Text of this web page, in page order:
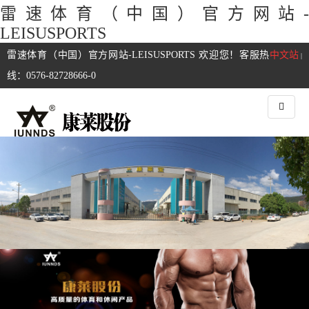
雷速体育（中国）官方网站-
LEISUSPORTS
中文站 |
雷速体育（中国）官方网站-LEISUSPORTS 欢迎您！客服热
线：0576-82728666-0